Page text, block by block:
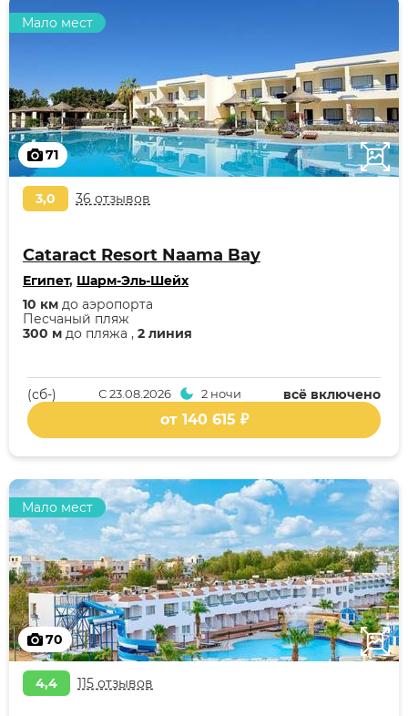
71
Мало мест
3,0 36 отзывов
Cataract Resort Naama Bay
Египет, Шарм-Эль-Шейх
300 м до пляжа , 2 линия
Песчаный пляж
10 км до аэропорта
всё включено
С23.08.2026 2 ночи
(cб-)
от 140 615 ₽
70
Мало мест
4,4 115 отзывов